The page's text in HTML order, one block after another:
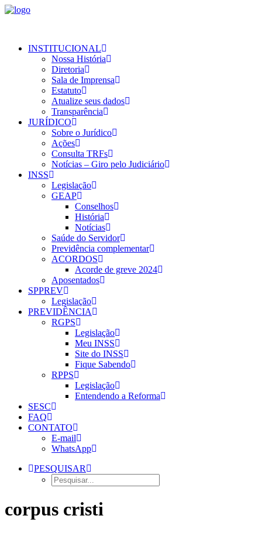
INSTITUCIONAL
Nossa História
Diretoria
Sala de Imprensa
Estatuto
Atualize seus dados
Transparência
JURÍDICO
Sobre o Jurídico
Ações
Consulta TRFs
Notícias – Giro pelo Judiciário
INSS
Legislação
GEAP
Conselhos
História
Notícias
Saúde do Servidor
Previdência complementar
ACORDOS
Acorde de greve 2024
Aposentados
SPPREV
Legislação
PREVIDÊNCIA
RGPS
Legislação
Meu INSS
Site do INSS
Fique Sabendo
RPPS
Legislação
Entendendo a Reforma
SESC
FAQ
CONTATO
E-mail
WhatsApp
PESQUISAR
corpus cristi